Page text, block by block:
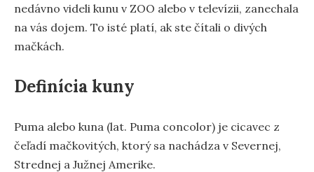
nedávno videli kunu v ZOO alebo v televízii, zanechala
na vás dojem. To isté platí, ak ste čítali o divých
mačkách.
Definícia kuny
Puma alebo kuna (lat. Puma concolor) je cicavec z
čeľadí mačkovitých, ktorý sa nachádza v Severnej,
Strednej a Južnej Amerike.